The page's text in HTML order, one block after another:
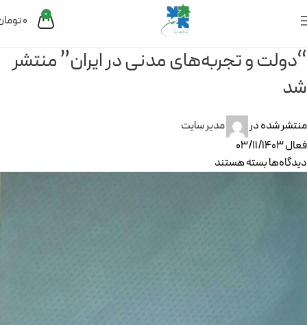
0
0
“دولت و تجربه‌های مدنی در ایران” منتشر
شد
منتشر شده در
مدیر سایت
فعال 03/11/1403
دیدگاه‌هابسته هستند